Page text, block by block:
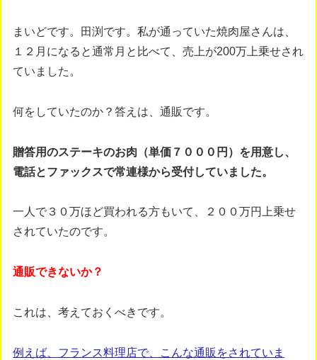
まいどです。田渕です。私が通っていた焼肉屋さんは、
１２月になると通常月と比べて、売上が200万上乗せされ
ていました。
何をしていたのか？答えは、通販です。
贈答用のステーキのお肉（単価７０００円）を用意し、
電話とファックスで常連様から受付していました。
一人で３０万ほど買われる方もいて、２００万円上乗せ
されていたのです。
通販できないか？
これは、考えておくべきです。
例えば、フランス料理店で、こんな通販をされていま